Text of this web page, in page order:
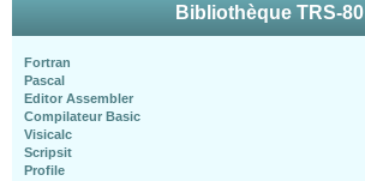
Bibliothèque TRS-80
Fortran
Pascal
Editor Assembler
Compilateur Basic
Visicalc
Scripsit
Profile